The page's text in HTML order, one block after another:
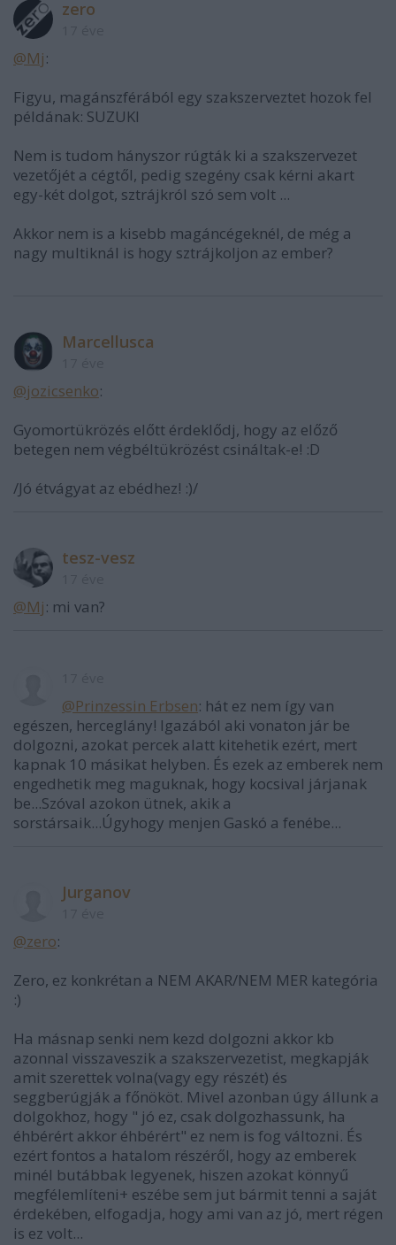
zero
@Mj:
Figyu, magánszférából egy szakszerveztet hozok fel
példának: SUZUKI
Nem is tudom hányszor rúgták ki a szakszervezet
vezetőjét a cégtől, pedig szegény csak kérni akart
egy-két dolgot, sztrájkról szó sem volt ...
Akkor nem is a kisebb magáncégeknél, de még a
nagy multiknál is hogy sztrájkoljon az ember?
Marcellusca
@jozicsenko:
Gyomortükrözés előtt érdeklődj, hogy az előző
betegen nem végbéltükrözést csináltak-e! :D
/Jó étvágyat az ebédhez! :)/
tesz-vesz
@Mj: mi van?
@Prinzessin Erbsen: hát ez nem így van
egészen, herceglány! Igazából aki vonaton jár be
dolgozni, azokat percek alatt kitehetik ezért, mert
kapnak 10 másikat helyben. És ezek az emberek nem
engedhetik meg maguknak, hogy kocsival járjanak
be...Szóval azokon ütnek, akik a
sorstársaik...Úgyhogy menjen Gaskó a fenébe...
Jurganov
@zero:
Zero, ez konkrétan a NEM AKAR/NEM MER kategória
:)
Ha másnap senki nem kezd dolgozni akkor kb
azonnal visszaveszik a szakszervezetist, megkapják
amit szerettek volna(vagy egy részét) és
seggberúgják a főnököt. Mivel azonban úgy állunk a
dolgokhoz, hogy " jó ez, csak dolgozhassunk, ha
éhbérért akkor éhbérért" ez nem is fog változni. És
ezért fontos a hatalom részéről, hogy az emberek
minél butábbak legyenek, hiszen azokat könnyű
megfélemlíteni+ eszébe sem jut bármit tenni a saját
érdekében, elfogadja, hogy ami van az jó, mert régen
is ez volt...